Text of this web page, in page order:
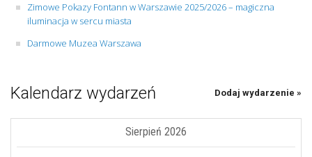
Zimowe Pokazy Fontann w Warszawie 2025/2026 – magiczna
iluminacja w sercu miasta
Darmowe Muzea Warszawa
Kalendarz wydarzeń Dodaj wydarzenie »
Sierpień 2026